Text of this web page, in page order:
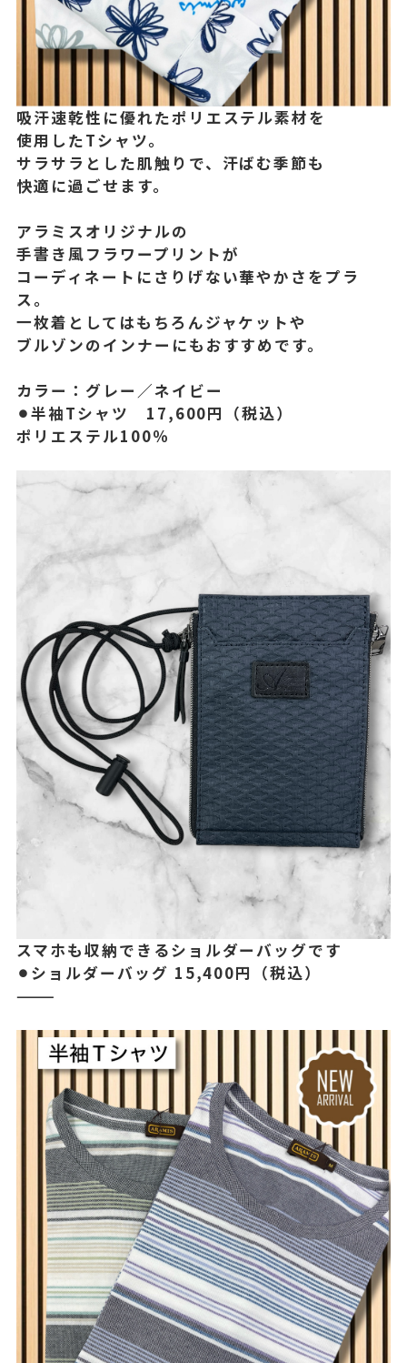
吸汗速乾性に優れたポリエステル素材を
使用したTシャツ。
サラサラとした肌触りで、汗ばむ季節も
快適に過ごせます。
アラミスオリジナルの
手書き風フラワープリントが
コーディネートにさりげない華やかさを プラ
ス。
一枚着としてはもちろんジャケットや
ブルゾンのインナーにもおすすめです。
カラー：グレー／ネイビー
⚫︎半袖Tシャツ 17,600円（税込）
ポリエステル100％
スマホも収納できるショルダーバッグです
⚫︎ショルダーバッグ 15,400円（税込）
⸻